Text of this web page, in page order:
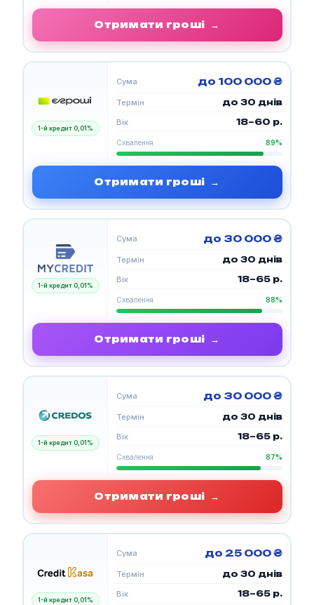
Отримати гроші →
1-й кредит 0,01%
Сума до 100 000 ₴
Термін до 30 днів
Вік 18–60 р.
Схвалення 89%
Отримати гроші →
1-й кредит 0,01%
Сума до 30 000 ₴
Термін до 30 днів
Вік 18–65 р.
Схвалення 88%
Отримати гроші →
1-й кредит 0,01%
Сума до 30 000 ₴
Термін до 30 днів
Вік 18–65 р.
Схвалення 87%
Отримати гроші →
1-й кредит 0,01%
Сума до 25 000 ₴
Термін до 30 днів
Вік 18–65 р.